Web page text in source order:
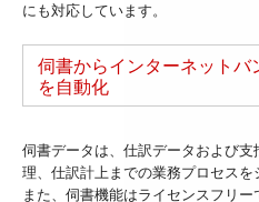
にも対応しています。
伺書からインターネットバ
を自動化
伺書データは、仕訳データおよび
理、仕訳計上までの業務プロセスを
また、伺書機能はライセンスフリ